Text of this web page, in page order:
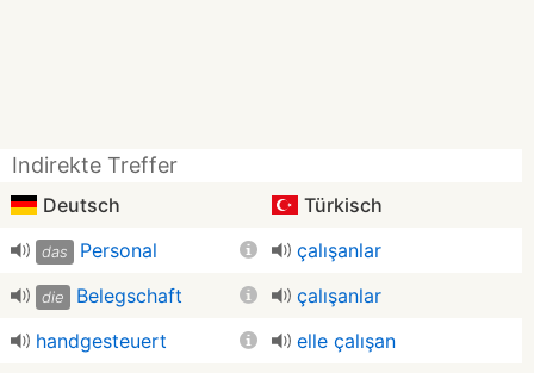
Indirekte Treffer
Deutsch Türkisch
das Personal çalışanlar
die Belegschaft
çalışanlar
handgesteuert
elle çalışan